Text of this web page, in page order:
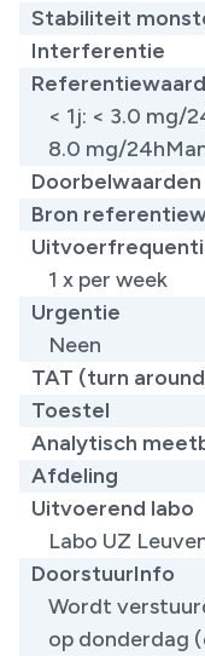
Stabiliteit
Interferentie
< 1j: < 3.0 mg/
8.0 mg/
Doorbelwaarden
Bron
1 x per week
Urgentie
Neen
TAT (turn
Toestel
Analytisch
Afdeling
Uitvoerend labo
Labo UZ
DoorstuurInfo
Wordt
op donderdag